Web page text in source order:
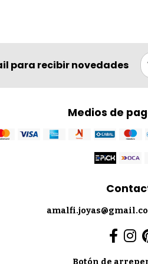
para recibir novedades
Medios de
Botón de